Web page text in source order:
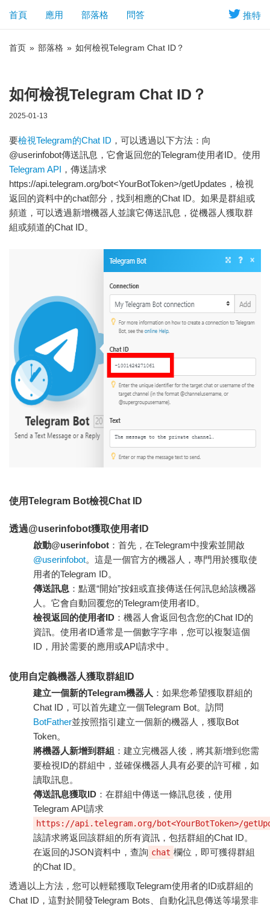
推特
首頁 應用 部落格 問答
首页 » 部落格 » 如何檢視Telegram Chat ID？
如何檢視Telegram Chat ID？
2025-01-13
要檢視Telegram的Chat ID ，可以透過以下方法：向
@userinfobot傳送訊息，它會返回您的Telegram使用者ID。使用
Telegram API ，傳送請求
https://api.telegram.org/bot<YourBotToken>/getUpdates，檢視
返回的資料中的chat部分，找到相應的Chat ID。如果是群組或
頻道，可以透過新增機器人並讓它傳送訊息，從機器人獲取群
組或頻道的Chat ID。
使用Telegram Bot檢視Chat ID
透過@userinfobot獲取使用者ID
啟動@userinfobot ：首先，在Telegram中搜索並開啟
@userinfobot。這是一個官方的機器人，專門用於獲取使
用者的Telegram ID。
傳送訊息 ：點選“開始”按鈕或直接傳送任何訊息給該機器
人。它會自動回覆您的Telegram使用者ID。
檢視返回的使用者ID ：機器人會返回包含您的Chat ID的
資訊。使用者ID通常是一個數字字串，您可以複製這個
ID，用於需要的應用或API請求中。
使用自定義機器人獲取群組ID
建立一個新的Telegram機器人 ：如果您希望獲取群組的
Chat ID，可以首先建立一個Telegram Bot。訪問
BotFather並按照指引建立一個新的機器人，獲取Bot
Token。
將機器人新增到群組 ：建立完機器人後，將其新增到您需
要檢視ID的群組中，並確保機器人具有必要的許可權，如
讀取訊息。
傳送訊息獲取ID ：在群組中傳送一條訊息後，使用
Telegram API請求
https://api.telegram.org/bot<YourBotToken>/
該請求將返回該群組的所有資訊，包括群組的Chat ID。
在返回的JSON資料中，查詢 chat 欄位，即可獲得群組
的Chat ID。
透過以上方法，您可以輕鬆獲取Telegram使用者的ID或群組的
Chat ID，這對於開發Telegram Bots、自動化訊息傳送等場景非